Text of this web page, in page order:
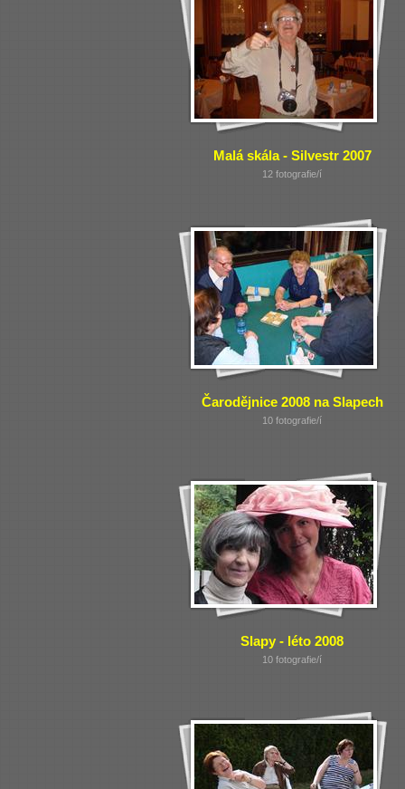
Malá skála - Silvestr 2007
12 fotografie/í
Čarodějnice 2008 na Slapech
10 fotografie/í
Slapy - léto 2008
10 fotografie/í